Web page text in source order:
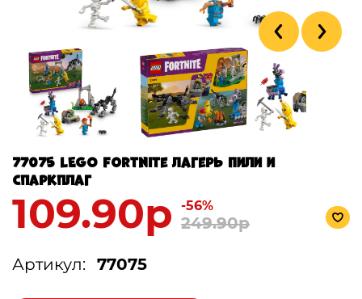
77075 LEGO Fortnite Лагерь Пили и
Спаркплаг
109.90р -56%
249.90р
Артикул: 77075